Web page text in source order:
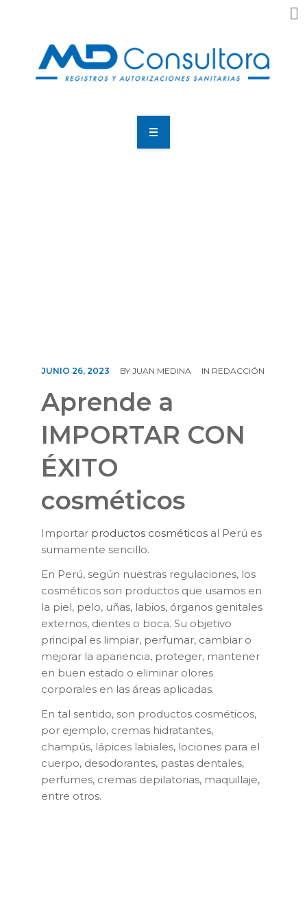
JUNIO 26, 2023 BY JUAN MEDINA IN REDACCIÓN
Aprende a
IMPORTAR CON
ÉXITO
cosméticos
Importar productos cosméticos al Perú es
sumamente sencillo.
En Perú, según nuestras regulaciones, los
cosméticos son productos que usamos en
la piel, pelo, uñas, labios, órganos genitales
externos, dientes o boca. Su objetivo
principal es limpiar, perfumar, cambiar o
mejorar la apariencia, proteger, mantener
en buen estado o eliminar olores
corporales en las áreas aplicadas.
En tal sentido, son productos cosméticos,
por ejemplo, cremas hidratantes,
champús, lápices labiales, lociones para el
cuerpo, desodorantes, pastas dentales,
perfumes, cremas depilatorias, maquillaje,
entre otros.